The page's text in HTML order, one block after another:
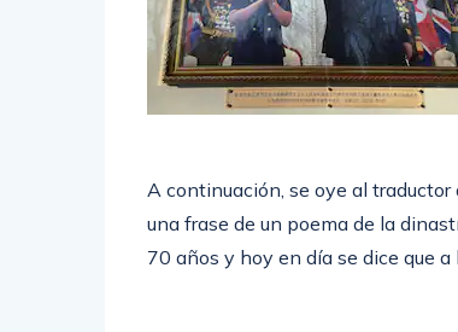
A continuación, se oye al
una frase de un poema de la
70 años y hoy en día se dice que